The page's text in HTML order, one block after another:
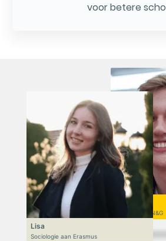
voor betere
Niek
VWO 6, N&T/N&G
Lisa
Sociologie aan Erasmus